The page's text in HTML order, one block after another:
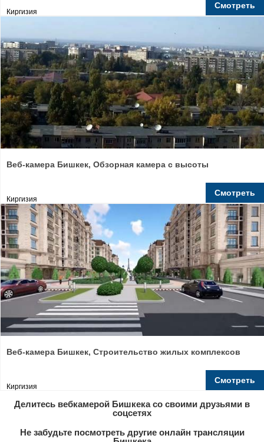
Киргизия
Смотреть
Веб-камера Бишкек, Обзорная камера с высоты
Киргизия
Смотреть
Веб-камера Бишкек, Строительство жилых комплексов
Киргизия
Смотреть
Делитесь вебкамерой Бишкека со своими друзьями в
соцсетях
Не забудьте посмотреть другие онлайн трансляции